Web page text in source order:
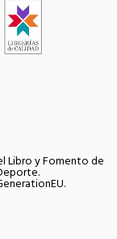
Libro y Fomento de